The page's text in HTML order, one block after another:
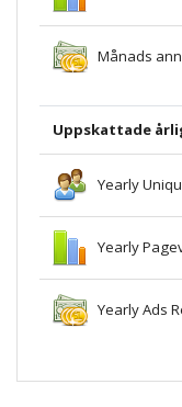
Månads
Uppskattade
Yearly
Yearly
Yearly Ads